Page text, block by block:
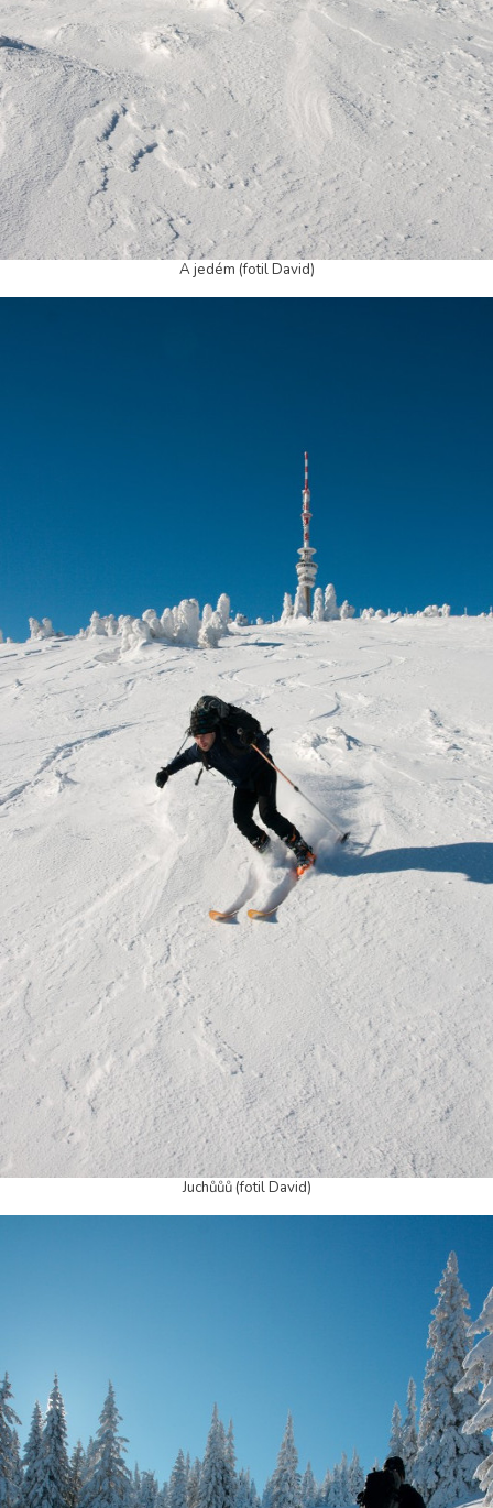
A jedém (fotil David)
Juchůůů (fotil David)